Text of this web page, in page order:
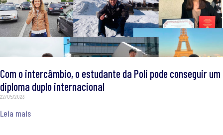
Com o intercâmbio, o estudante da Poli pode conseguir um
diploma duplo internacional
22/05/2023
Leia mais